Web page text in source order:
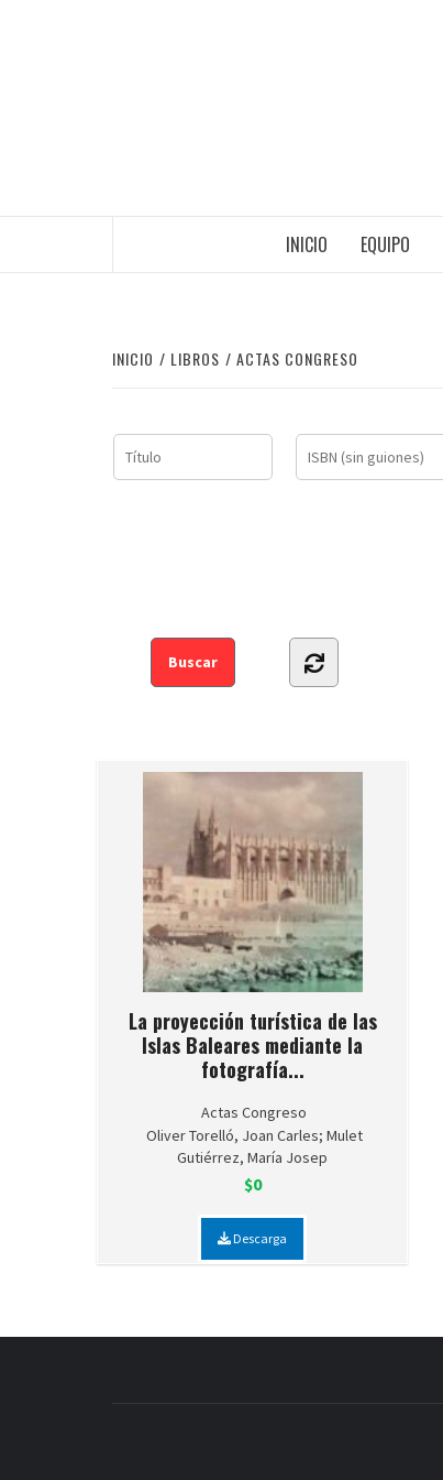
INICIO EQUIPO
INICIO LIBROS ACTAS CONGRESO
La proyección turística de las
Islas Baleares mediante la
fotografía...
Actas Congreso
Oliver Torelló, Joan Carles; Mulet
Gutiérrez, María Josep
$0
Descarga